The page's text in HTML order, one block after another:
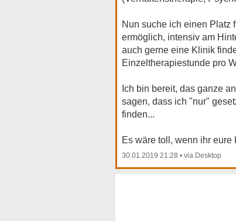
Nun suche ich einen Platz
ermöglich, intensiv am
auch gerne eine Klinik
Einzeltherapiestunde pro
Ich bin bereit, das ganze
sagen, dass ich "nur"
finden...
Es wäre toll, wenn ihr
30.01.2019 21:28 •